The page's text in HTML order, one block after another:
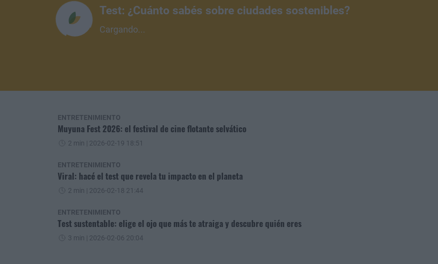
Test: ¿Cuánto sabés sobre ciudades sostenibles?
Cargando...
ENTRETENIMIENTO
Muyuna Fest 2026: el festival de cine flotante selvático
2 min | 2026-02-19 18:51
ENTRETENIMIENTO
Viral: hacé el test que revela tu impacto en el planeta
2 min | 2026-02-18 21:44
ENTRETENIMIENTO
Test sustentable: elige el ojo que más te atraiga y descubre quién eres
3 min | 2026-02-06 20:04